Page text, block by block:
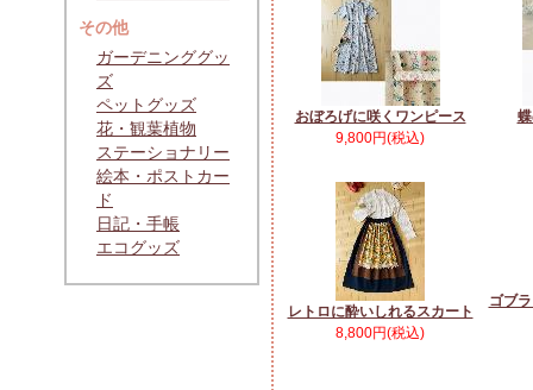
その他
ガーデニンググッ
ズ
ペットグッズ
花・観葉植物
ステーショナリー
絵本・ポストカー
ド
日記・手帳
エコグッズ
おぼろげに咲くワンピース
9,800円(税込)
レトロに酔いしれるスカート
8,800円(税込)
ゴブ